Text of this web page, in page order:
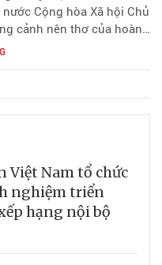
Cộng hòa Xã hội Chủ
cảnh nên thơ của hoàng
tế trọng điểm – Giải
Việt Nam tổ chức
nghiệm triển
hạng nội bộ